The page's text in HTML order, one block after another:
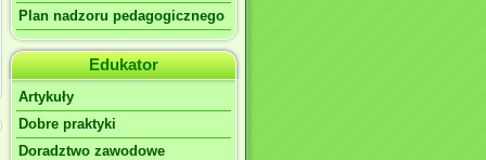
Plan nadzoru pedagogicznego
Edukator
Artykuły
Dobre praktyki
Doradztwo zawodowe